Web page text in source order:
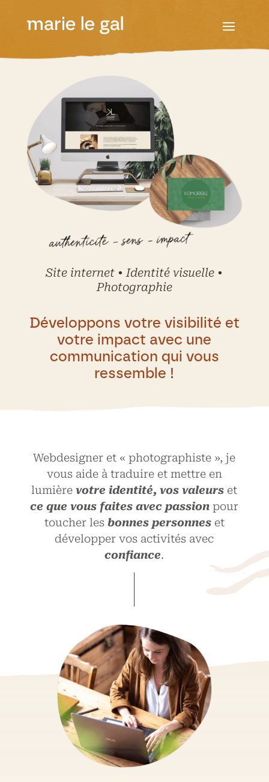
Site internet • Identité visuelle •
Photographie
Développons votre visibilité et
votre impact avec une
communication qui vous
ressemble !
Webdesigner et « photographiste », je
vous aide à traduire et mettre en
lumièrevotre identité, vos valeurs et
ce que vous faites avec passion pour
toucher les bonnes personneset
développer vos activités avec
confiance.